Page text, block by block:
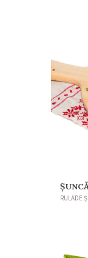
RULADE